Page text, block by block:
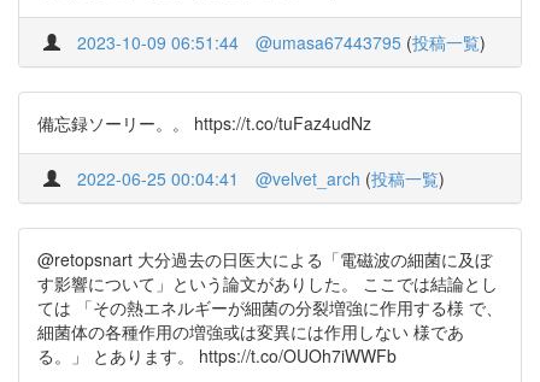
2023-10-09 06:51:44 @umasa67443795 (投稿一覧)
備忘録ソーリー。。 https://t.co/tuFaz4udNz
2022-06-25 00:04:41 @velvet_arch (投稿一覧)
@retopsnart 大分過去の日医大による「電磁波の細菌に及ぼ
す影響について」という論文がありした。 ここでは結論とし
ては 「その熱エネルギーが細菌の分裂増強に作用する様 で、
細菌体の各種作用の増強或は変異には作用しない 様であ
る。」 とあります。 https://t.co/OUOh7iWWFb